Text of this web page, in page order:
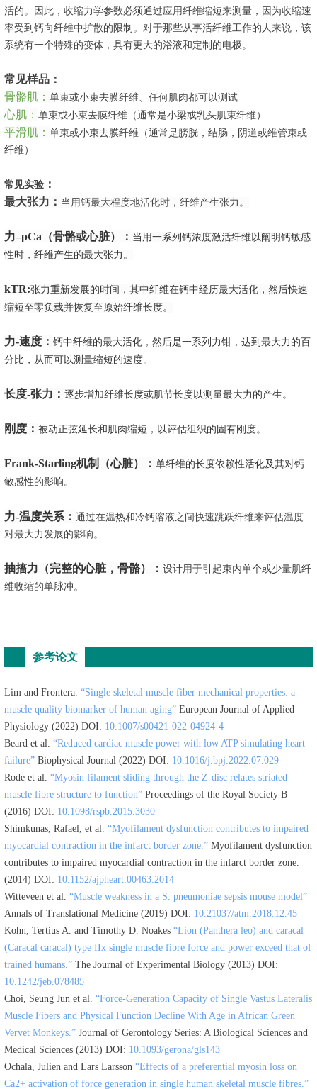
活的。因此，收缩力学参数必须通过应用纤维缩短来测量，因为收缩速
率受到钙向纤维中扩散的限制。对于那些从事活纤维工作的人来说，该
系统有一个特殊的变体，具有更大的浴液和定制的电极。
常见样品：
骨骼肌： 单束或小束去膜纤维、任何肌肉都可以测试
心肌： 单束或小束去膜纤维（通常是小梁或乳头肌束纤维）
平滑肌： 单束或小束去膜纤维（通常是膀胱，结肠，阴道或维管束或
纤维）
常见实验 ：
最大张力： 当用钙最大程度地活化时，纤维产生张力。
力–pCa（骨骼或心脏）： 当用一系列钙浓度激活纤维以阐明钙敏感
性时，纤维产生的最大张力。
kTR:张力重新发展的时间，其中纤维在钙中经历最大活化，然后快速
缩短至零负载并恢复至原始纤维长度。
力-速度： 钙中纤维的最大活化，然后是一系列力钳，达到最大力的百
分比，从而可以测量缩短的速度。
长度-张力： 逐步增加纤维长度或肌节长度以测量最大力的产生。
刚度： 被动正弦延长和肌肉缩短，以评估组织的固有刚度。
Frank-Starling机制（心脏）： 单纤维的长度依赖性活化及其对钙
敏感性的影响。
力-温度关系： 通过在温热和冷钙溶液之间快速跳跃纤维来评估温度
对最大力发展的影响。
抽搐力（完整的心脏，骨骼）： 设计用于引起束内单个或少量肌纤
维收缩的单脉冲。
参考论文
Lim and Frontera. “Single skeletal muscle fiber mechanical properties: a
muscle quality biomarker of human aging” European Journal of Applied
Physiology (2022) DOI: 10.1007/s00421-022-04924-4
Beard et al. “Reduced cardiac muscle power with low ATP simulating heart
failure” Biophysical Journal (2022) DOI: 10.1016/j.bpj.2022.07.029
Rode et al. “Myosin filament sliding through the Z-disc relates striated
muscle fibre structure to function” Proceedings of the Royal Society B
(2016) DOI: 10.1098/rspb.2015.3030
Shimkunas, Rafael, et al. “Myofilament dysfunction contributes to impaired
myocardial contraction in the infarct border zone.” Myofilament dysfunction
contributes to impaired myocardial contraction in the infarct border zone.
(2014) DOI: 10.1152/ajpheart.00463.2014
Witteveen et al. “Muscle weakness in a S. pneumoniae sepsis mouse model”
Annals of Translational Medicine (2019) DOI: 10.21037/atm.2018.12.45
Kohn, Tertius A. and Timothy D. Noakes “Lion (Panthera leo) and caracal
(Caracal caracal) type IIx single muscle fibre force and power exceed that of
trained humans.” The Journal of Experimental Biology (2013) DOI:
10.1242/jeb.078485
Choi, Seung Jun et al. “Force-Generation Capacity of Single Vastus Lateralis
Muscle Fibers and Physical Function Decline With Age in African Green
Vervet Monkeys.” Journal of Gerontology Series: A Biological Sciences and
Medical Sciences (2013) DOI: 10.1093/gerona/gls143
Ochala, Julien and Lars Larsson “Effects of a preferential myosin loss on
Ca2+ activation of force generation in single human skeletal muscle fibres.”